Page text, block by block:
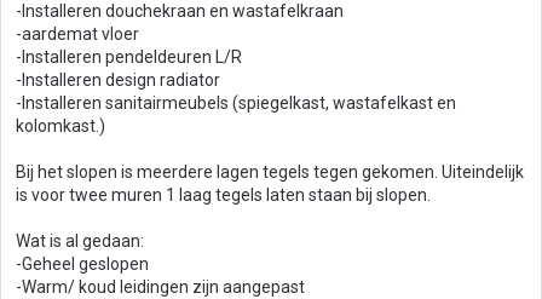
-Installeren douchekraan en wastafelkraan
-aardemat vloer
-Installeren pendeldeuren L/R
-Installeren design radiator
-Installeren sanitairmeubels (spiegelkast, wastafelkast en
kolomkast.)
Bij het slopen is meerdere lagen tegels tegen gekomen. Uiteindelijk
is voor twee muren 1 laag tegels laten staan bij slopen.
Wat is al gedaan:
-Geheel geslopen
-Warm/ koud leidingen zijn aangepast